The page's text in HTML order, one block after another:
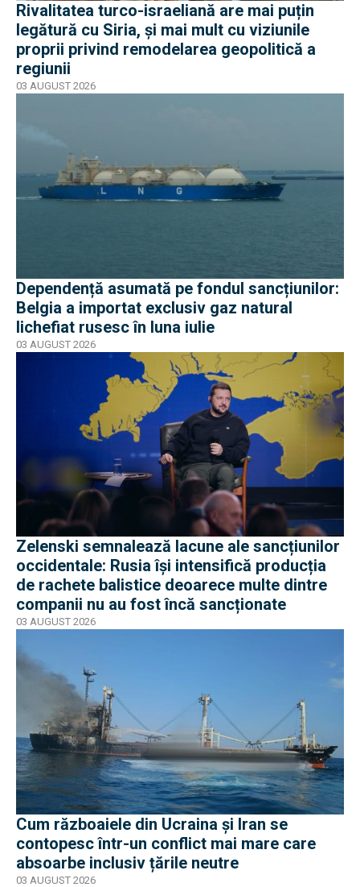
Rivalitatea turco-israeliană are mai puțin
legătură cu Siria, și mai mult cu viziunile
proprii privind remodelarea geopolitică a
regiunii
03 AUGUST 2026
Dependență asumată pe fondul sancțiunilor:
Belgia a importat exclusiv gaz natural
lichefiat rusesc în luna iulie
03 AUGUST 2026
Zelenski semnalează lacune ale sancțiunilor
occidentale: Rusia își intensifică producția
de rachete balistice deoarece multe dintre
companii nu au fost încă sancționate
03 AUGUST 2026
Cum războaiele din Ucraina și Iran se
contopesc într-un conflict mai mare care
absoarbe inclusiv țările neutre
03 AUGUST 2026